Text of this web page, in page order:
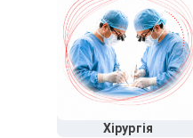
Хірургія